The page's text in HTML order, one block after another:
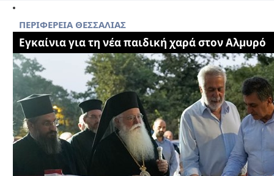
ΠΕΡΙΦΕΡΕΙΑ ΘΕΣΣΑΛΙΑΣ
Εγκαίνια για τη νέα παιδική χαρά στον Αλμυρό